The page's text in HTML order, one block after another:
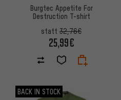
Burgtec Appetite For
Destruction T-shirt
statt 32,76€
25,99€
BACK IN STOCK